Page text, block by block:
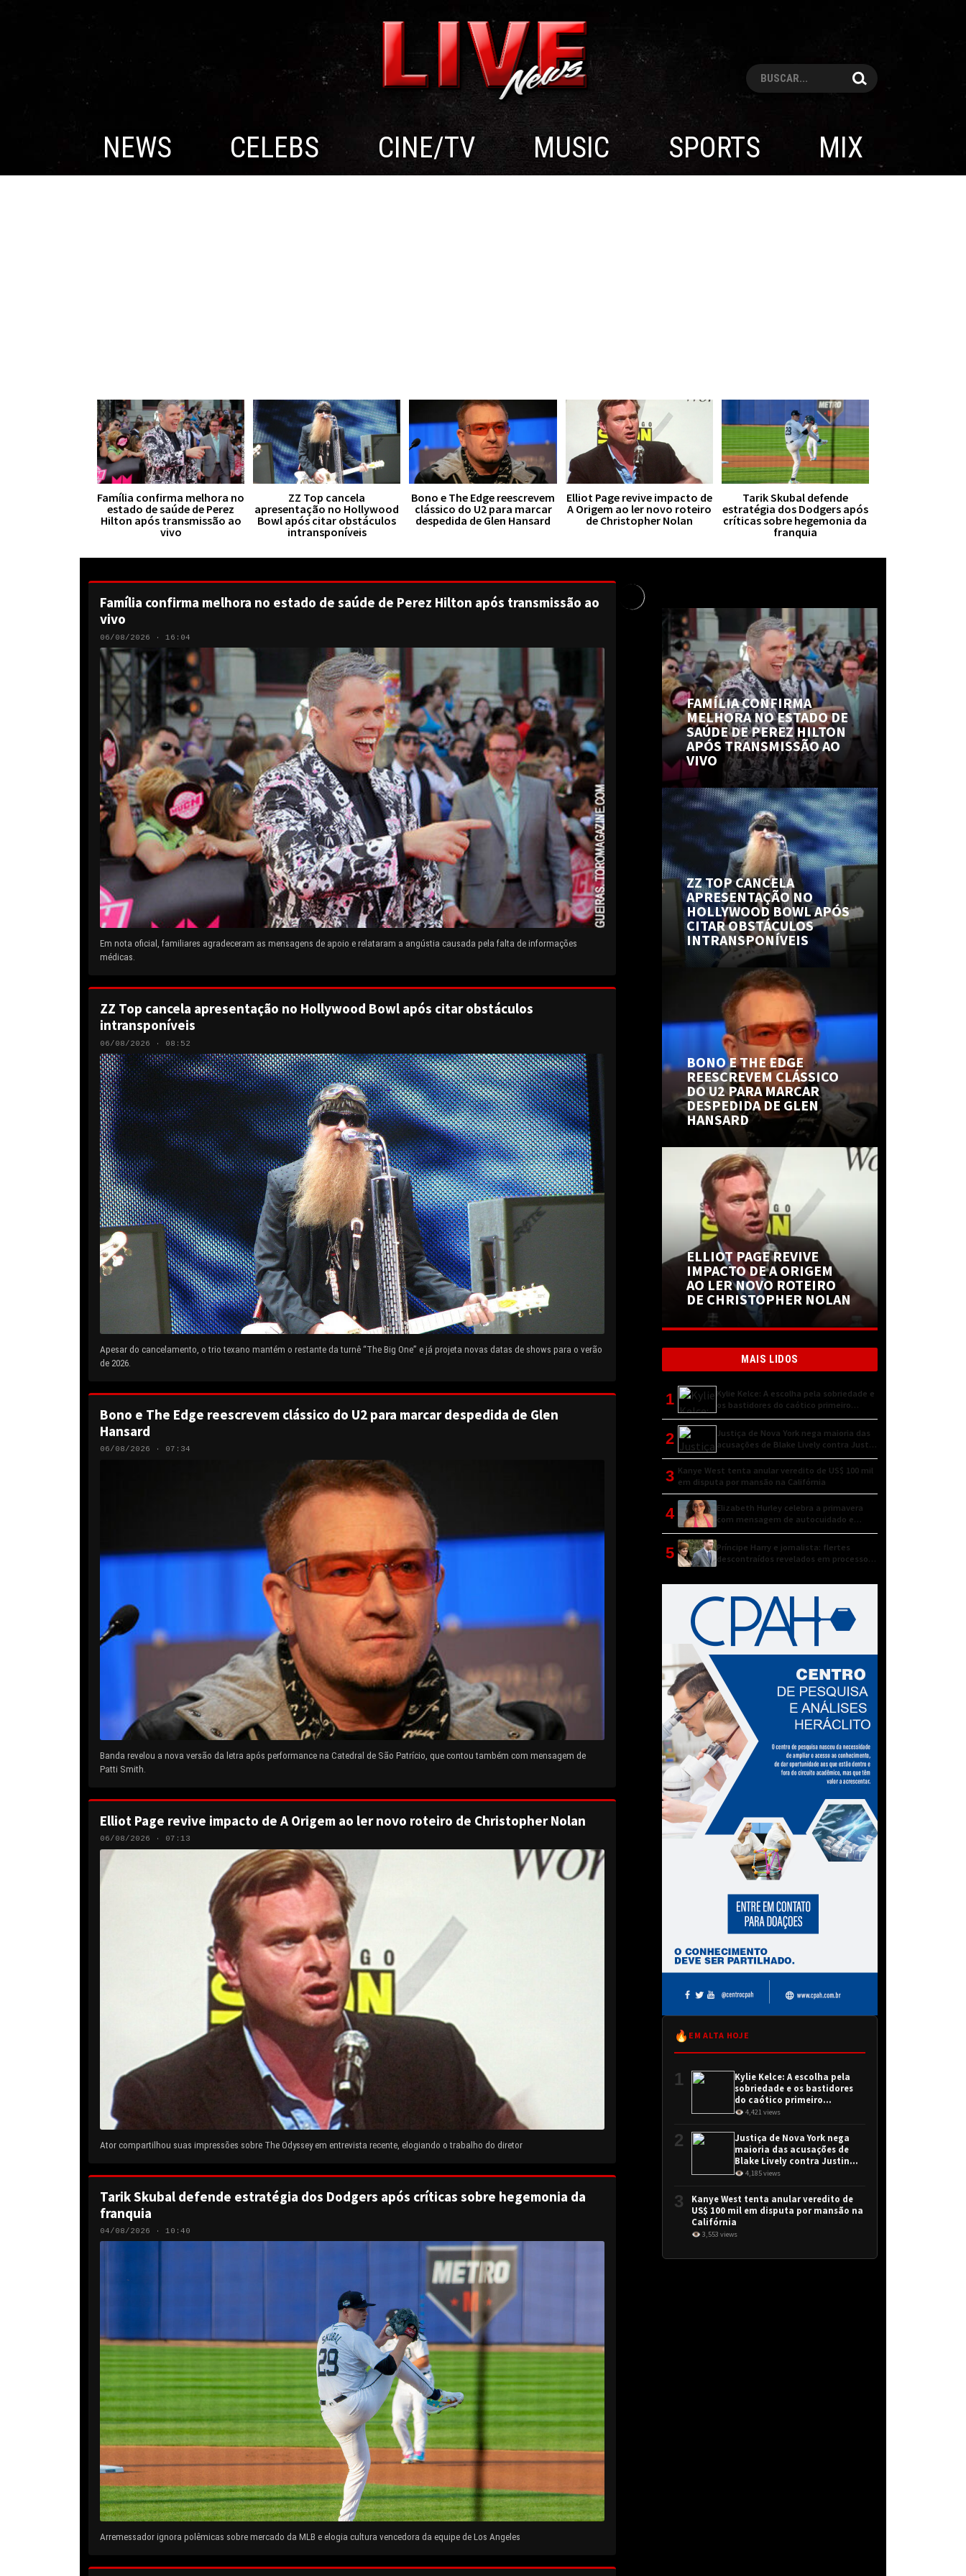
Pesquisar
NEWS CELEBS CINE/TV MUSIC SPORTS MIX
Família confirma melhora no
estado de saúde de Perez
Hilton após transmissão ao
vivo
ZZ Top cancela
apresentação no Hollywood
Bowl após citar obstáculos
intransponíveis
Bono e The Edge reescrevem
clássico do U2 para marcar
despedida de Glen Hansard
Elliot Page revive impacto de
A Origem ao ler novo roteiro
de Christopher Nolan
Tarik Skubal defende
estratégia dos Dodgers após
críticas sobre hegemonia da
franquia
Família confirma melhora no estado de saúde de Perez Hilton após transmissão ao
vivo
06/08/2026 · 16:04
Em nota oficial, familiares agradeceram as mensagens de apoio e relataram a angústia causada pela falta de informações
médicas.
ZZ Top cancela apresentação no Hollywood Bowl após citar obstáculos
intransponíveis
06/08/2026 · 08:52
Apesar do cancelamento, o trio texano mantém o restante da turnê “The Big One” e já projeta novas datas de shows para o verão
de 2026.
Bono e The Edge reescrevem clássico do U2 para marcar despedida de Glen
Hansard
06/08/2026 · 07:34
Banda revelou a nova versão da letra após performance na Catedral de São Patrício, que contou também com mensagem de
Patti Smith.
Elliot Page revive impacto de A Origem ao ler novo roteiro de Christopher Nolan
06/08/2026 · 07:13
Ator compartilhou suas impressões sobre The Odyssey em entrevista recente, elogiando o trabalho do diretor
Tarik Skubal defende estratégia dos Dodgers após críticas sobre hegemonia da
franquia
04/08/2026 · 10:40
Arremessador ignora polêmicas sobre mercado da MLB e elogia cultura vencedora da equipe de Los Angeles
FAMÍLIA CONFIRMA
MELHORA NO ESTADO DE
SAÚDE DE PEREZ HILTON
APÓS TRANSMISSÃO AO
VIVO
ZZ TOP CANCELA
APRESENTAÇÃO NO
HOLLYWOOD BOWL APÓS
CITAR OBSTÁCULOS
INTRANSPONÍVEIS
BONO E THE EDGE
REESCREVEM CLÁSSICO
DO U2 PARA MARCAR
DESPEDIDA DE GLEN
HANSARD
ELLIOT PAGE REVIVE
IMPACTO DE A ORIGEM
AO LER NOVO ROTEIRO
DE CHRISTOPHER NOLAN
MAIS LIDOS
1
Kylie Kelce: A escolha pela sobriedade e
os bastidores do caótico primeiro
encontro
2
Justiça de Nova York nega maioria das
acusações de Blake Lively contra Justin
Baldoni
3 Kanye West tenta anular veredito de US$ 100 mil
em disputa por mansão na Califórnia
4
Elizabeth Hurley celebra a primavera
com mensagem de autocuidado e
conexão natural
5
Príncipe Harry e jornalista: flertes
descontraídos revelados em processo
🔥 EM ALTA HOJE
1
Kylie Kelce: A escolha pela
sobriedade e os bastidores
do caótico primeiro
encontro
👁 4,421 views
2
Justiça de Nova York nega
maioria das acusações de
Blake Lively contra Justin
Baldoni
👁 4,185 views
3
Kanye West tenta anular veredito de
US$ 100 mil em disputa por mansão na
Califórnia
👁 3,553 views